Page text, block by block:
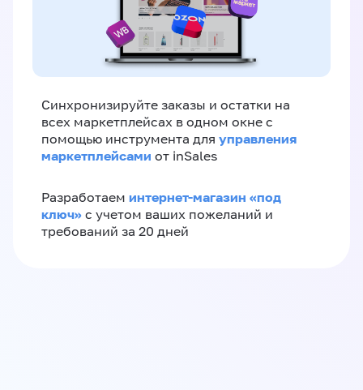
Синхронизируйте заказы и остатки на
всех маркетплейсах в одном окне с
помощью инструмента для управления
маркетплейсами от inSales
Разработаем интернет-магазин «‎под
ключ»‎ с учетом ваших пожеланий и
требований за 20 дней